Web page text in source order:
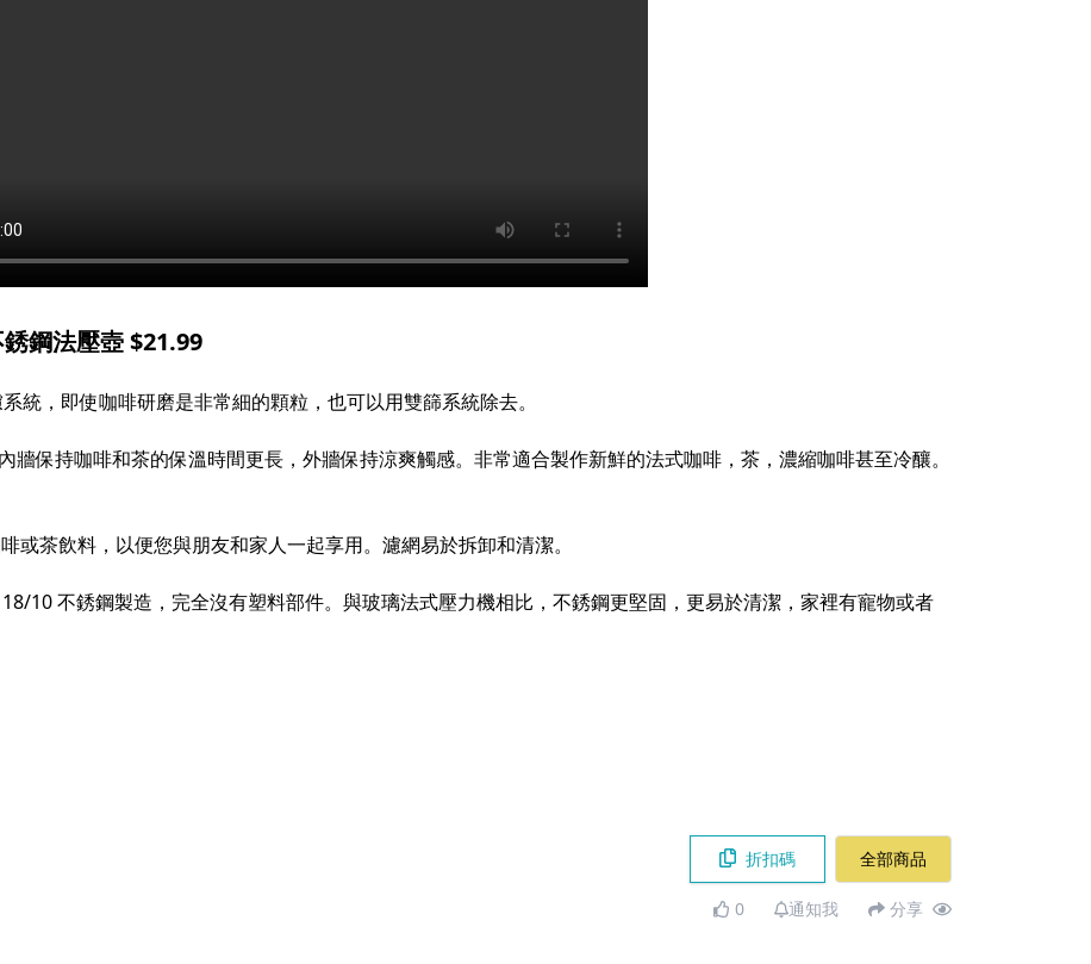
鋼法壓壺 $21.99
統，即使咖啡研磨是非常細的顆粒，也可以用雙篩系統除去。
保持咖啡和茶的保溫時間更長，外牆保持涼爽觸感。非常適合製作新鮮的法式咖啡，茶，濃縮咖啡甚至冷釀。
茶飲料，以便您與朋友和家人一起享用。濾網易於拆卸和清潔。
10 不銹鋼製造，完全沒有塑料部件。與玻璃法式壓力機相比，不銹鋼更堅固，更易於清潔，家裡有寵物或者
折扣碼 全部商品
0 通知我 分享